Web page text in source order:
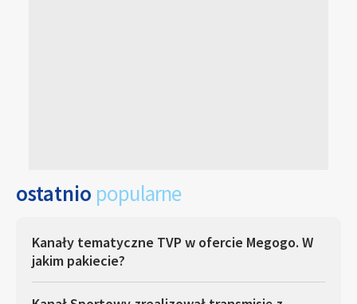
ostatnio popularne
Kanały tematyczne TVP w ofercie Megogo. W
jakim pakiecie?